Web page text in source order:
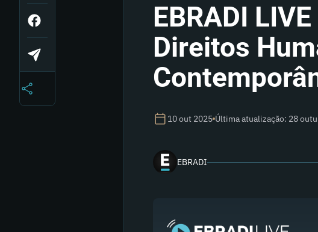
EBRADI
Direitos
10 out 2025 Última atualização: 28
EBRADI